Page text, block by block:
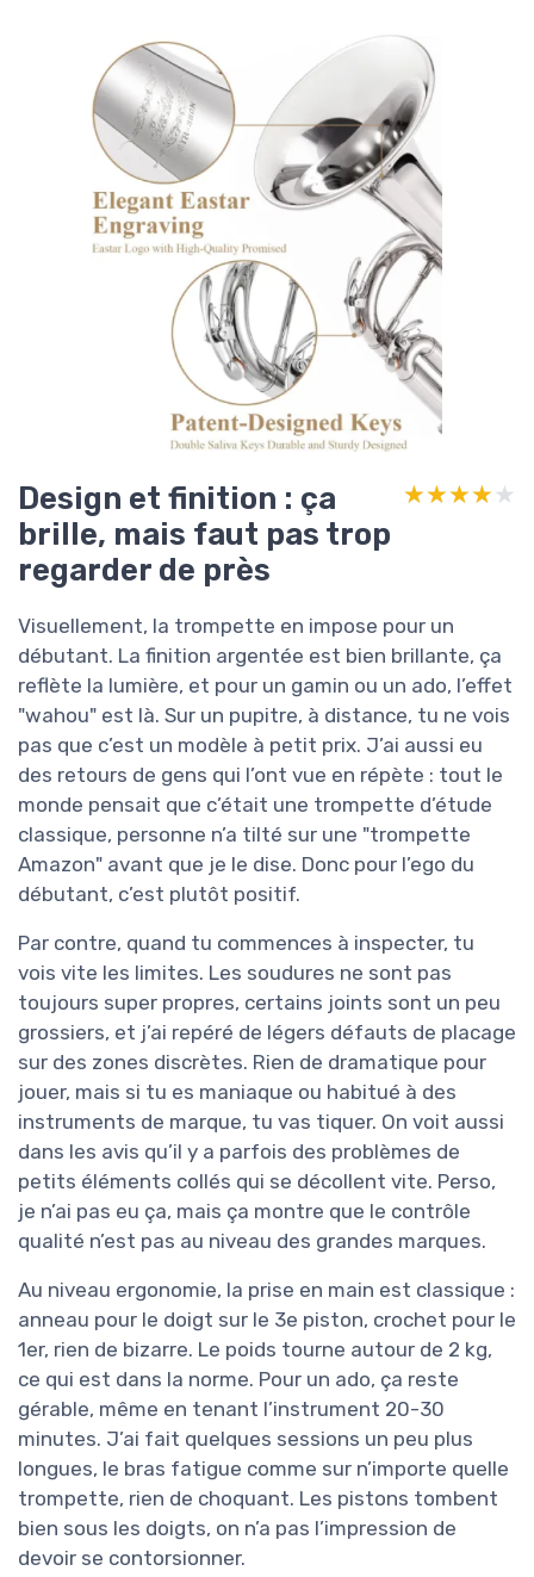
Design et finition : ça
brille, mais faut pas trop
regarder de près
★★★★★
★★★★★
Visuellement, la trompette en impose pour un
débutant. La finition argentée est bien brillante, ça
reflète la lumière, et pour un gamin ou un ado, l’effet
"wahou" est là. Sur un pupitre, à distance, tu ne vois
pas que c’est un modèle à petit prix. J’ai aussi eu
des retours de gens qui l’ont vue en répète : tout le
monde pensait que c’était une trompette d’étude
classique, personne n’a tilté sur une "trompette
Amazon" avant que je le dise. Donc pour l’ego du
débutant, c’est plutôt positif.
Par contre, quand tu commences à inspecter, tu
vois vite les limites. Les soudures ne sont pas
toujours super propres, certains joints sont un peu
grossiers, et j’ai repéré de légers défauts de placage
sur des zones discrètes. Rien de dramatique pour
jouer, mais si tu es maniaque ou habitué à des
instruments de marque, tu vas tiquer. On voit aussi
dans les avis qu’il y a parfois des problèmes de
petits éléments collés qui se décollent vite. Perso,
je n’ai pas eu ça, mais ça montre que le contrôle
qualité n’est pas au niveau des grandes marques.
Au niveau ergonomie, la prise en main est classique :
anneau pour le doigt sur le 3e piston, crochet pour le
1er, rien de bizarre. Le poids tourne autour de 2 kg,
ce qui est dans la norme. Pour un ado, ça reste
gérable, même en tenant l’instrument 20-30
minutes. J’ai fait quelques sessions un peu plus
longues, le bras fatigue comme sur n’importe quelle
trompette, rien de choquant. Les pistons tombent
bien sous les doigts, on n’a pas l’impression de
devoir se contorsionner.